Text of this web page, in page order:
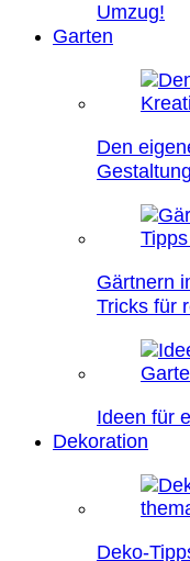
Umzug!
Garten
Den
Gärtnern
Tricks für
Ideen für
Dekoration
Deko-